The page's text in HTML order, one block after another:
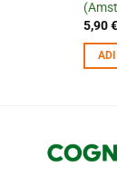
5,90€